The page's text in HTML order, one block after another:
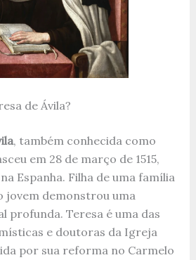
de Ávila?
, também conhecida como
em 28 de março de 1515,
Espanha. Filha de uma família
jovem demonstrou uma
profunda. Teresa é uma das
e doutoras da Igreja
por sua reforma no Carmelo